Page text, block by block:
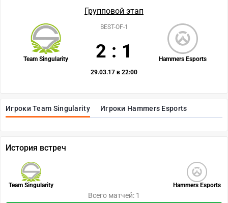
Игроки Team Singularity Игроки Hammers Esports
Групповой этап
Team Singularity Hammers Esports
BEST-OF-1
2 : 1
29.03.17 в 22:00
История встреч
Team Singularity Hammers Esports
Всего матчей: 1